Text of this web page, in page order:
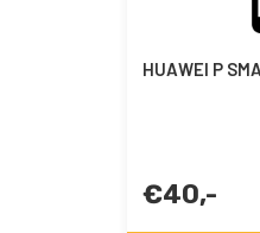
HUAWEI P
€40,-